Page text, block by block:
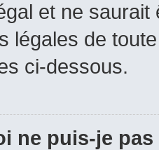
et ne
légales de
ci-dessous.
ne puis-je pas